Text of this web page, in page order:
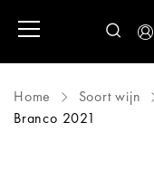
Home Soort wijn
Branco 2021